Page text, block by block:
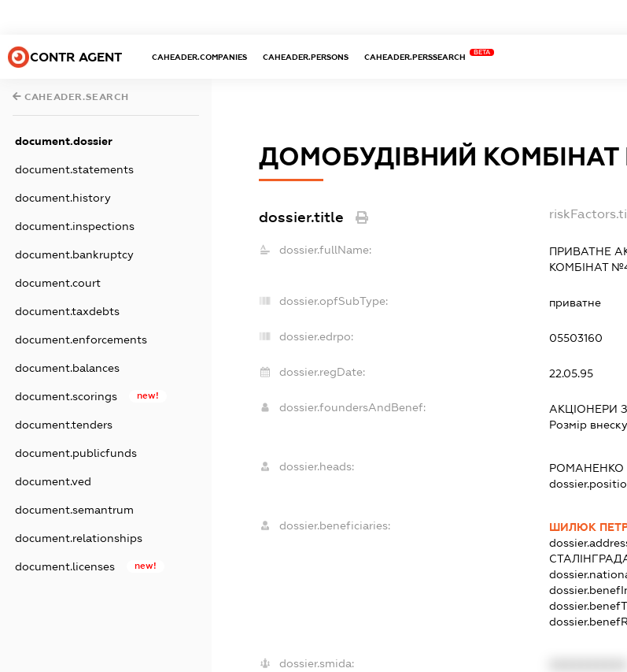
CONTR AGENT CAHEADER.COMPANIES CAHEADER.PERSONS CAHEADER.PERSSEARCH
BETA
CAHEADER.SEARCH
document.dossier
document.statements
document.history
document.inspections
document.bankruptcy
document.court
document.taxdebts
document.enforcements
document.balances
document.scorings new!
document.tenders
document.publicfunds
document.ved
document.semantrum
document.relationships
document.licenses new!
ДОМОБУДІВНИЙ
dossier.title
dossier.fullName:
ПРИВАТНЕ
КОМБІНАТ
dossier.opfSubType: приватне
dossier.edrpo: 05503160
dossier.regDate: 22.05.95
dossier.foundersAndBenef:
АКЦІОНЕРИ
Розмір
dossier.heads:
dossier.beneficiaries:
ШИЛЮК
dossier.smida: